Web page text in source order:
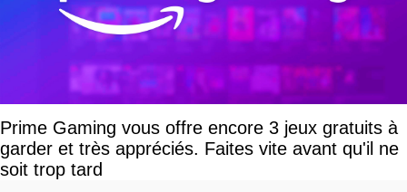
Prime Gaming vous offre encore 3 jeux gratuits à
garder et très appréciés. Faites vite avant qu'il ne
soit trop tard